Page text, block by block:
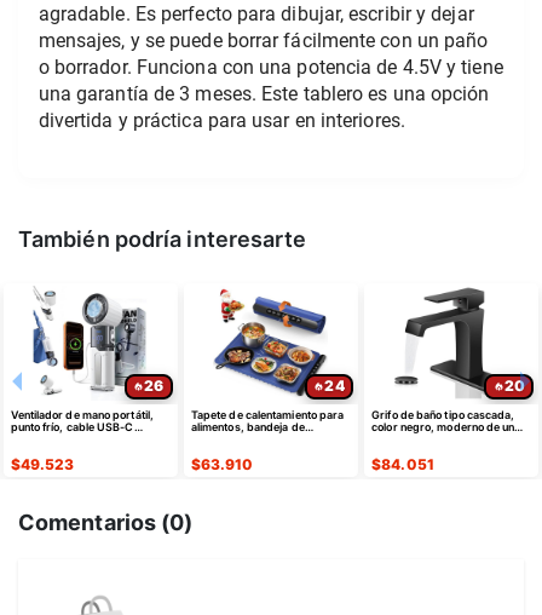
agradable. Es perfecto para dibujar, escribir y dejar
mensajes, y se puede borrar fácilmente con un paño
o borrador. Funciona con una potencia de 4.5V y tiene
una garantía de 3 meses. Este tablero es una opción
divertida y práctica para usar en interiores.
También podría interesarte
26
Ventilador de mano portátil,
punto frío, cable USB-C
$49.523
24
Tapete de calentamiento para
alimentos, bandeja de
$63.910
20
Grifo de baño tipo cascada,
color negro, moderno de un
$84.051
Comentarios (0)